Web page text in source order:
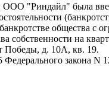
"Риндайл" была
собственности на
Победы, д. 10А, кв. 19.
закона